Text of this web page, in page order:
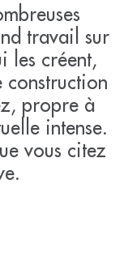
travail sur
les créent,
propre à
intense.
vous citez